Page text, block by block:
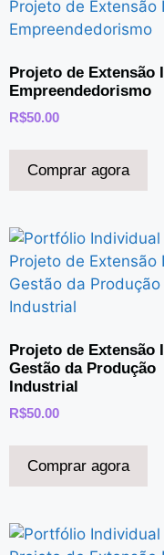
Projeto de Extensão I
Empreendedorismo
R$50.00
Comprar agora
Projeto de Extensão I
Gestão da Produção
Industrial
R$50.00
Comprar agora